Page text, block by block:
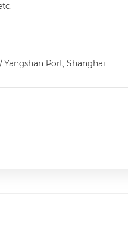
Port, Shanghai